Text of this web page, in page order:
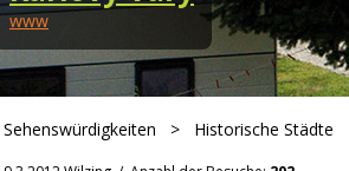
www
Sehenswürdigkeiten > Historische Städte